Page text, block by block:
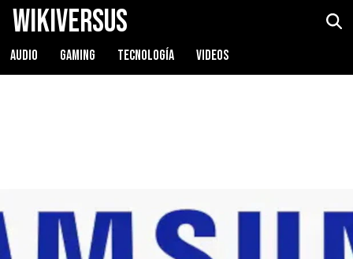
WikiVersus
AUDIO GAMING TECNOLOGÍA VIDEOS